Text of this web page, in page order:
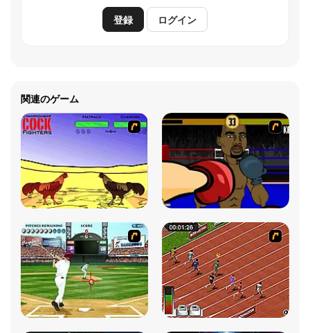
登録 ログイン
関連のゲーム